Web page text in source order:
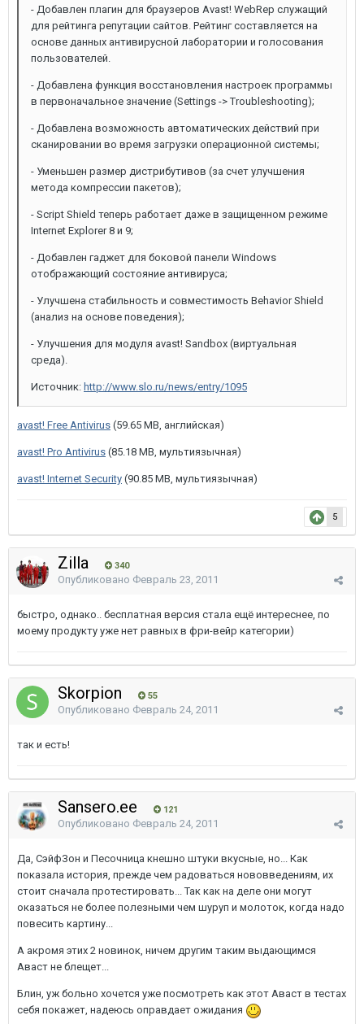
- Добавлен плагин для браузеров Avast! WebRep служащий
для рейтинга репутации сайтов. Рейтинг составляется на
основе данных антивирусной лаборатории и голосования
пользователей.
- Добавлена функция восстановления настроек программы
в первоначальное значение (Settings -> Troubleshooting);
- Добавлена возможность автоматических действий при
сканировании во время загрузки операционной системы;
- Уменьшен размер дистрибутивов (за счет улучшения
метода компрессии пакетов);
- Script Shield теперь работает даже в защищенном режиме
Internet Explorer 8 и 9;
- Добавлен гаджет для боковой панели Windows
отображающий состояние антивируса;
- Улучшена стабильность и совместимость Behavior Shield
(анализ на основе поведения);
- Улучшения для модуля avast! Sandbox (виртуальная
среда).
Источник: http://www.slo.ru/news/entry/1095
avast! Free Antivirus (59.65 MB, английская)
avast! Pro Antivirus (85.18 MB, мультиязычная)
avast! Internet Security (90.85 MB, мультиязычная)
5
Zilla 340
Опубликовано Февраль 23, 2011
быстро, однако.. бесплатная версия стала ещё интереснее, по
моему продукту уже нет равных в фри-вейр категории)
Skorpion 55
Опубликовано Февраль 24, 2011
так и есть!
Sansero.ee 121
Опубликовано Февраль 24, 2011
Да, СэйфЗон и Песочница кнешно штуки вкусные, но... Как
показала история, прежде чем радоваться нововведениям, их
стоит сначала протестировать... Так как на деле они могут
оказаться не более полезными чем шуруп и молоток, когда надо
повесить картину...
А акромя этих 2 новинок, ничем другим таким выдающимся
Аваст не блещет...
Блин, уж больно хочется уже посмотреть как этот Аваст в тестах
себя покажет, надеюсь оправдает ожидания